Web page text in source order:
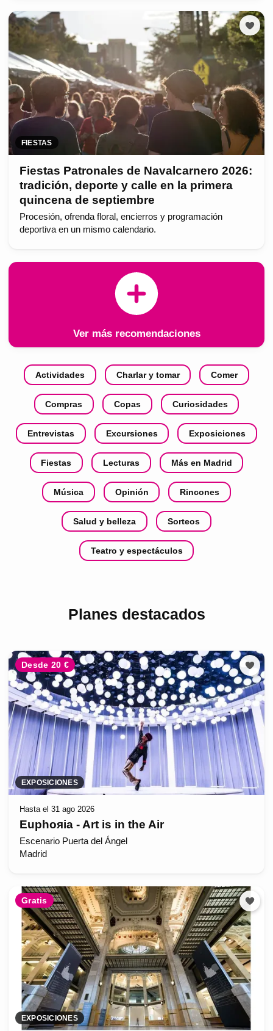
FIESTAS
Fiestas Patronales de Navalcarnero 2026:
tradición, deporte y calle en la primera
quincena de septiembre
Procesión, ofrenda floral, encierros y programación
deportiva en un mismo calendario.
Ver más recomendaciones
Actividades Charlar y tomar Comer
Compras Copas Curiosidades
Entrevistas Excursiones Exposiciones
Fiestas Lecturas Más en Madrid
Música Opinión Rincones
Salud y belleza Sorteos
Teatro y espectáculos
Planes destacados
Desde 20 €
EXPOSICIONES
Hasta el 31 ago 2026
Euphoяia - Art is in the Air
Escenario Puerta del Ángel
Madrid
Gratis
EXPOSICIONES